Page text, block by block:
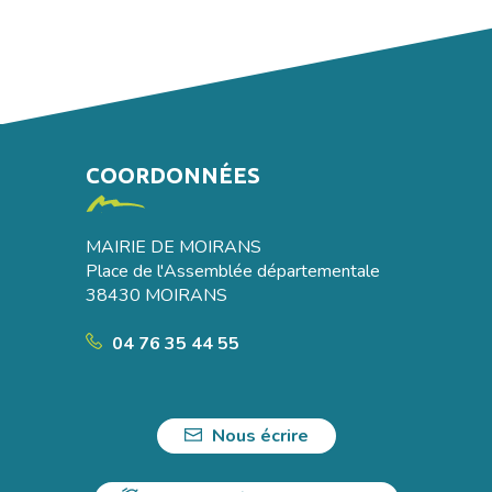
COORDONNÉES
MAIRIE DE MOIRANS
Place de l'Assemblée départementale
38430 MOIRANS
04 76 35 44 55
Nous écrire